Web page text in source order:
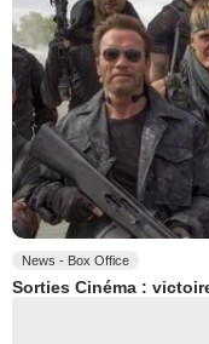
News - Box Office
Sorties Cinéma :